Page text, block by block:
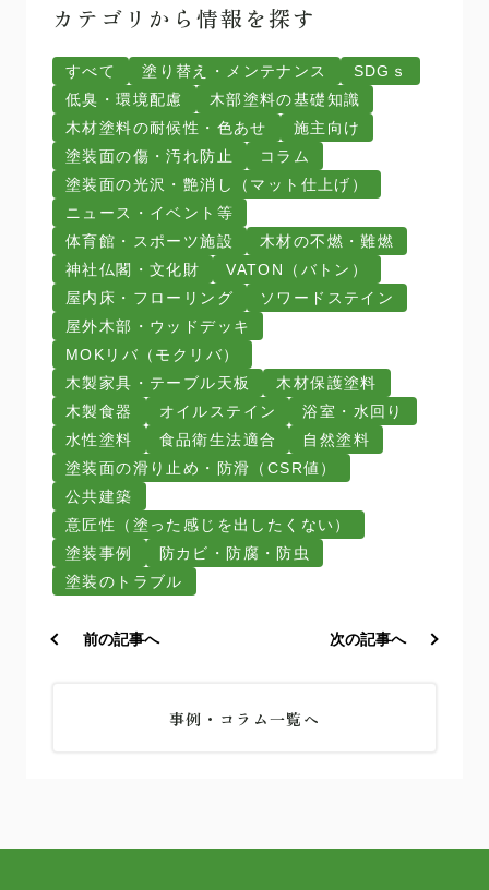
カテゴリから情報を探す
すべて 塗り替え・メンテナンス
SDGｓ
低臭・環境配慮
木部塗料の基礎知識
木材塗料の耐候性・色あせ
施主向け
塗装面の傷・汚れ防止
コラム
塗装面の光沢・艶消し（マット仕上げ）
ニュース・イベント等
体育館・スポーツ施設
木材の不燃・難燃
神社仏閣・文化財
VATON（バトン）
屋内床・フローリング
ソワードステイン
屋外木部・ウッドデッキ
MOKリバ（モクリバ）
木製家具・テーブル天板
木材保護塗料
木製食器
オイルステイン
浴室・水回り
水性塗料
食品衛生法適合
自然塗料
塗装面の滑り止め・防滑（CSR値）
公共建築
意匠性（塗った感じを出したくない）
塗装事例
防カビ・防腐・防虫
塗装のトラブル
前の記事へ 次の記事へ
事例・コラム一覧へ